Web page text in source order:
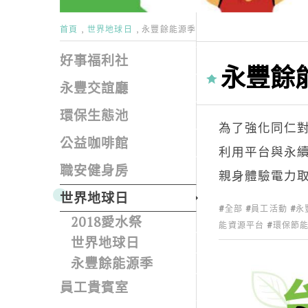
首頁 世界地球日 永豐餘能源季
好事福利社
永豐交誼廳
環保生態池
公益咖啡館
職安健身房
世界地球日
2018愛水祭
世界地球日
永豐餘能源季
員工貴賓室
永豐餘
為了強化同仁
利用平台與永
親身體驗電力
全部 員工活動
永
能資源平台
環保節